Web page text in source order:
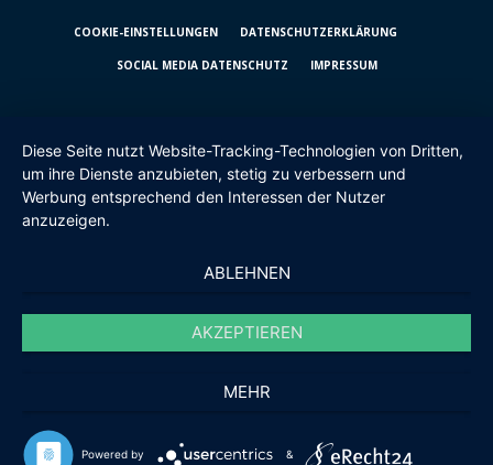
COOKIE-EINSTELLUNGEN DATENSCHUTZ­ERKLÄRUNG
SOCIAL MEDIA DATENSCHUTZ IMPRESSUM
Diese Seite nutzt Website-Tracking-Technologien von Dritten,
um ihre Dienste anzubieten, stetig zu verbessern und
Werbung entsprechend den Interessen der Nutzer
anzuzeigen.
ABLEHNEN
AKZEPTIEREN
MEHR
Powered by &